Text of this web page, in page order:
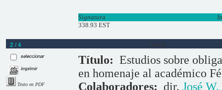
Signatura
338.93 EST
2 / 4 Libros
seleccionar
imprimir
Texto en PDF
Título: Estudios sobre
en homenaje al académico
Colaboradores: dir. José